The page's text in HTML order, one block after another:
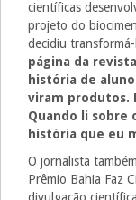
científicas
projeto do
decidiu
página da
história de
viram produtos.
Quando li sobre
história que eu
O jornalista
Prêmio Bahia Faz
divulgação